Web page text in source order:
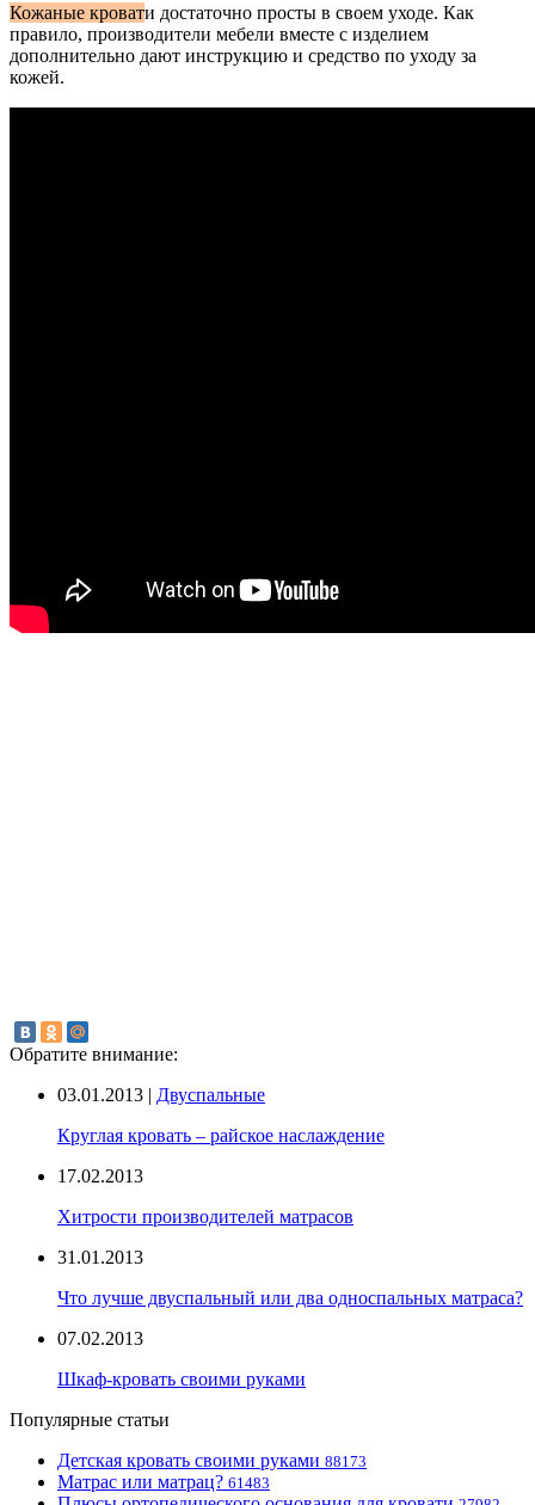
Кожаные кровати достаточно просты в своем уходе. Как
правило, производители мебели вместе с изделием
дополнительно дают инструкцию и средство по уходу за
кожей.
Обратите внимание:
03.01.2013 | Двуспальные
Круглая кровать – райское наслаждение
17.02.2013
Хитрости производителей матрасов
31.01.2013
Что лучше двуспальный или два односпальных матраса?
07.02.2013
Шкаф-кровать своими руками
Популярные статьи
Детская кровать своими руками 88173
Матрас или матрац? 61483